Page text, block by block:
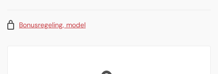
Bonusregeling, model